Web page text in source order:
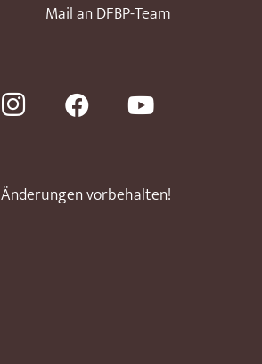
Mail an DFBP-Team
Änderungen vorbehalten!